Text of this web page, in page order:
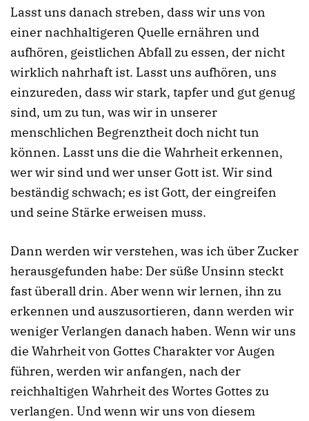
Lasst uns danach streben, dass wir uns von
einer nachhaltigeren Quelle ernähren und
aufhören, geistlichen Abfall zu essen, der nicht
wirklich nahrhaft ist. Lasst uns aufhören, uns
einzureden, dass wir stark, tapfer und gut genug
sind, um zu tun, was wir in unserer
menschlichen Begrenztheit doch nicht tun
können. Lasst uns die die Wahrheit erkennen,
wer wir sind und wer unser Gott ist. Wir sind
beständig schwach; es ist Gott, der eingreifen
und seine Stärke erweisen muss.
Dann werden wir verstehen, was ich über Zucker
herausgefunden habe: Der süße Unsinn steckt
fast überall drin. Aber wenn wir lernen, ihn zu
erkennen und auszusortieren, dann werden wir
weniger Verlangen danach haben. Wenn wir uns
die Wahrheit von Gottes Charakter vor Augen
führen, werden wir anfangen, nach der
reichhaltigen Wahrheit des Wortes Gottes zu
verlangen. Und wenn wir uns von diesem